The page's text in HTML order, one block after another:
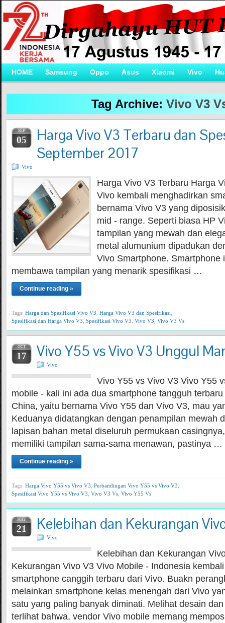
HOME Samsung Oppo Asus Xiaomi Vivo
Tag Archive: Vivo V3
SEP
05
Harga Vivo V3 Terbaru dan
September 2017
Vivo
Harga Vivo V3 Terbaru Harga
Vivo kembali menghadirkan
bernama Vivo V3 yang
mid - range. Seperti biasa HP
tampilan yang mewah dan
metal alumunium dipadukan
Vivo Smartphone. Smartphone
membawa tampilan yang menarik spesifikasi …
Continue reading »
Tags: Harga dan Spesifikasi Vivo V3 Harga Vivo V3 dan Spesifikasi
Spesifikasi dan Harga Vivo V3 Spesifikasi Vivo V3 Vivo V3 Vivo V3 Vs
OCT
17 Vivo Y55 vs Vivo V3 Unggul
Vivo
Vivo Y55 vs Vivo V3 Vivo Y55
mobile - kali ini ada dua smartphone tangguh
China, yaitu bernama Vivo Y55 dan Vivo V3, mau
Keduanya didatangkan dengan penampilan mewah
lapisan bahan metal diseluruh permukaan
memiliki tampilan sama-sama menawan, pastinya …
Continue reading »
Tags: Harga Vivo Y55 vs Vivo V3 Perbandingan Vivo Y55 vs Vivo V3
Spesifikasi Vivo Y55 vs Vivo V3 Vivo V3 Vs, Vivo Y55 Vs
MAY
21 Kelebihan dan Kekurangan
Vivo
Kelebihan dan Kekurangan
Kekurangan Vivo V3 Vivo Mobile - Indonesia
smartphone canggih terbaru dari Vivo. Buakn
melainkan smartphone kelas menengah dari Vivo
satu yang paling banyak diminati. Melihat desain
terlihat bahwa, vendor Vivo mobile memang